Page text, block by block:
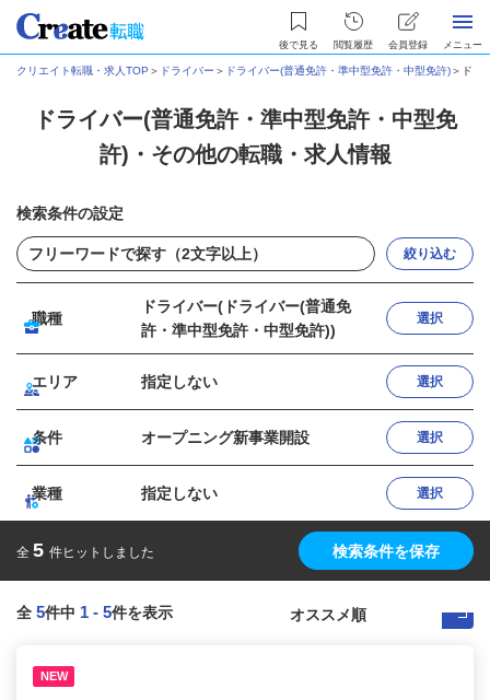
後で見る 閲覧履歴 会員登録 メニュー
クリエイト転職・求人TOP ＞ ドライバー ＞ ドライバー(普通免許・準中型免許・中型免許)＞ ドラ
ドライバー(普通免許・準中型免許・中型免
許)・その他の転職・求人情報
検索条件の設定
絞り込む
職種
ドライバー(ドライバー(普通免
許・準中型免許・中型免許))
選択
エリア 指定しない 選択
条件 オープニング新事業開設 選択
業種 指定しない 選択
全 5 件ヒットしました 検索条件を保存
全 5件中 1 - 5件を表示
NEW